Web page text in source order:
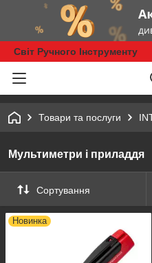
Світ Ручного Інструменту
Товари та послуги
Мультиметри і приладдя
Сортування
Новинка